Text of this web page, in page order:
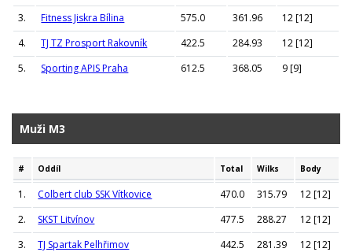
3.
Fitness Jiskra Bílina 575.0 361.96
12 [12]
4.
TJ TZ Prosport Rakovník 422.5 284.93
12 [12]
5.
Sporting APIS Praha 612.5 368.05 9 [9]
Muži M3
# Oddíl Total Wilks Body
1. Colbert club SSK Vítkovice 470.0 315.79
12 [12]
2.
SKST Litvínov 477.5 288.27
12 [12]
3.
TJ Spartak Pelhřimov 442.5 281.39
12 [12]